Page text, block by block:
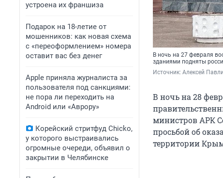
устроена их франшиза
Подарок на 18-летие от
мошенников: как новая схема
с «переоформлением» номера
оставит вас без денег
Apple приняла журналиста за
пользователя под санкциями:
не пора ли переходить на
Android или «Аврору»
Корейский стритфуд Chicko,
у которого выстраивались
огромные очереди, объявил о
закрытии в Челябинске
В ночь на 27 февраля
зданиями подняты
Источник: Алексей
В ночь на 28
министров АРК
просьбой об
территории